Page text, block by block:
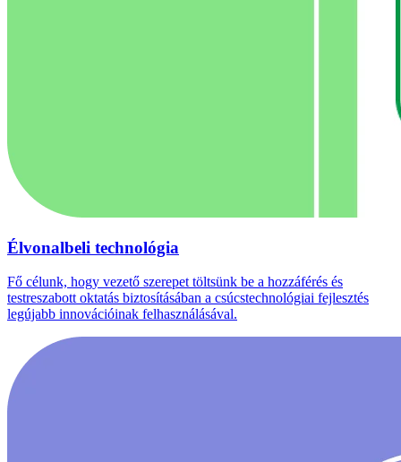
Élvonalbeli technológia
Fő célunk, hogy vezető szerepet töltsünk be a hozzáférés és
testreszabott oktatás biztosításában a csúcstechnológiai fejlesztés
legújabb innovációinak felhasználásával.